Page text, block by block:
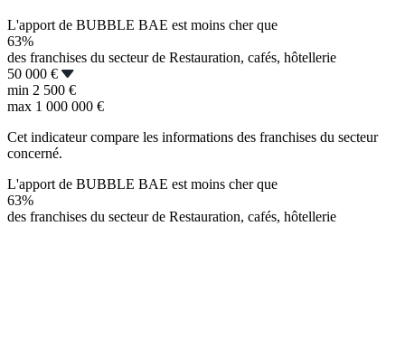
L'apport de BUBBLE BAE est moins cher que
63%
des franchises du secteur de Restauration, cafés, hôtellerie
50 000 €
min 2 500 €
max 1 000 000 €
Cet indicateur compare les informations des franchises du secteur
concerné.
L'apport de BUBBLE BAE est moins cher que
63%
des franchises du secteur de Restauration, cafés, hôtellerie